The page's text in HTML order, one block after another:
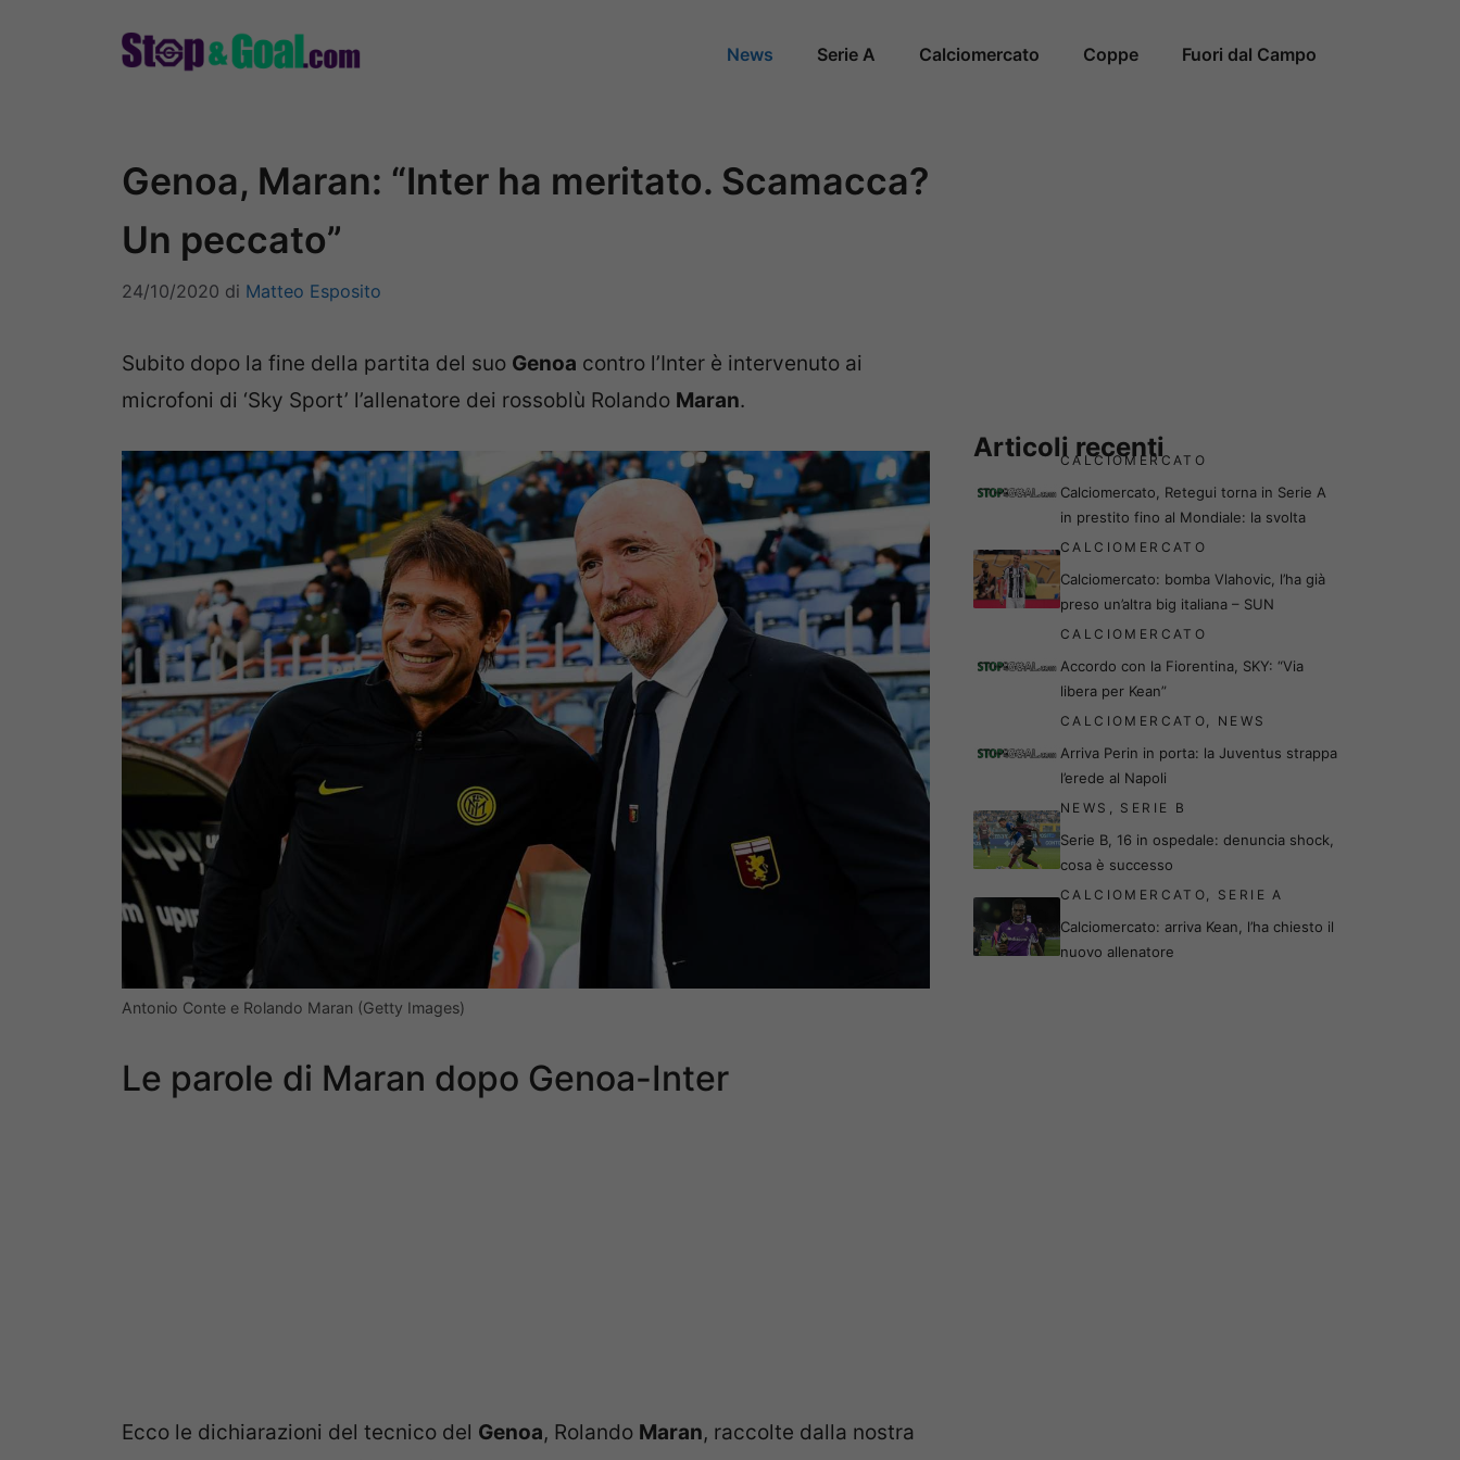
News Serie A Calciomercato Coppe Fuori dal Campo
Genoa, Maran: “Inter ha meritato. Scamacca?
Un peccato”
24/10/2020 di Matteo Esposito
Subito dopo la fine della partita del suo Genoa contro l’Inter è intervenuto ai
microfoni di ‘Sky Sport’ l’allenatore dei rossoblù Rolando Maran.
Antonio Conte e Rolando Maran (Getty Images)
Le parole di Maran dopo Genoa-Inter
Ecco le dichiarazioni del tecnico del Genoa, Rolando Maran, raccolte dalla nostra
Articoli recenti
CALCIOMERCATO
Calciomercato, Retegui torna in Serie A
in prestito fino al Mondiale: la svolta
CALCIOMERCATO
Calciomercato: bomba Vlahovic, l’ha già
preso un’altra big italiana – SUN
CALCIOMERCATO
Accordo con la Fiorentina, SKY: “Via
libera per Kean”
CALCIOMERCATO, NEWS
Arriva Perin in porta: la Juventus strappa
l’erede al Napoli
NEWS , SERIE B
Serie B, 16 in ospedale: denuncia shock,
cosa è successo
CALCIOMERCATO, SERIE A
Calciomercato: arriva Kean, l’ha chiesto il
nuovo allenatore